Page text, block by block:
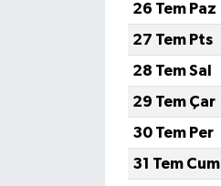
26 Tem Paz
27 Tem Pts
28 Tem Sal
29 Tem Çar
30 Tem Per
31 Tem Cum